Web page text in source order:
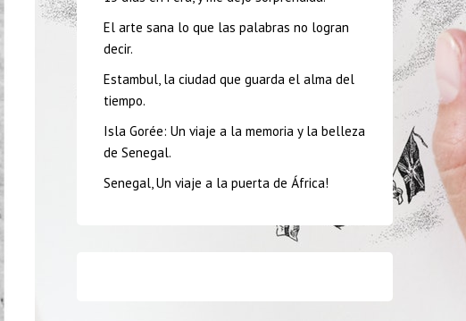
El arte sana lo que las palabras no logran
decir.
Estambul, la ciudad que guarda el alma del
tiempo.
Isla Gorée: Un viaje a la memoria y la belleza
de Senegal.
Senegal, Un viaje a la puerta de África!